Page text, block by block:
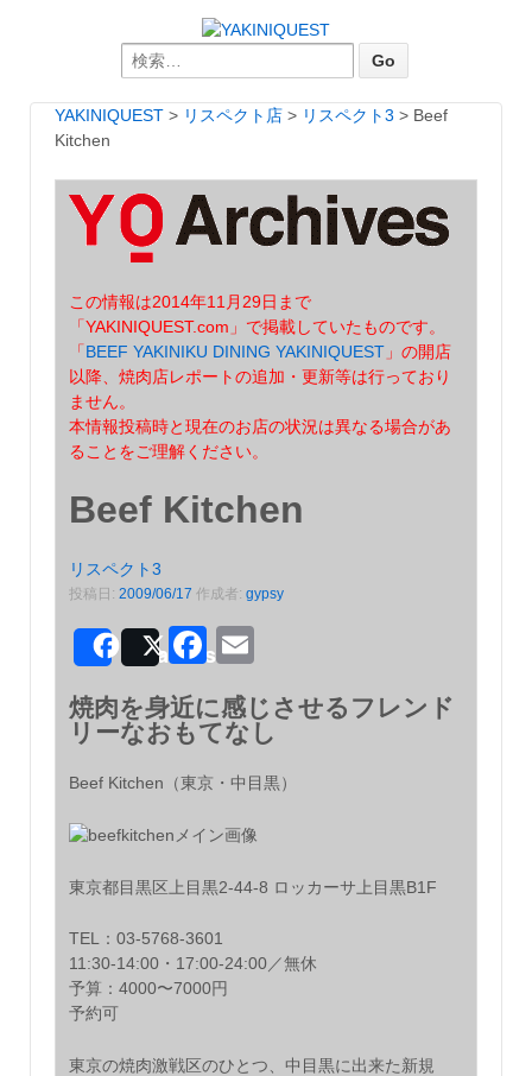
Search for:
YAKINIQUEST > リスペクト店 > リスペクト3 > Beef
Kitchen
この情報は2014年11月29日まで
「YAKINIQUEST.com」で掲載していたものです。
「BEEF YAKINIKU DINING YAKINIQUEST 」の開店
以降、焼肉店レポートの追加・更新等は行っており
ません。
本情報投稿時と現在のお店の状況は異なる場合があ
ることをご理解ください。
Beef Kitchen
リスペクト3
投稿日:2009/06/17 作成者:gypsy
SharePostFacebook
焼肉を身近に感じさせるフレンド
リーなおもてなし
Beef Kitchen（東京・中目黒）
東京都目黒区上目黒2-44-8 ロッカーサ上目黒B1F
TEL：03-5768-3601
11:30-14:00・17:00-24:00／無休
予算：4000〜7000円
予約可
東京の焼肉激戦区のひとつ、中目黒に出来た新規